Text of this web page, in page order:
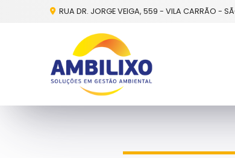
RUA DR. JORGE VEIGA, 559 - VILA CARRÃO -